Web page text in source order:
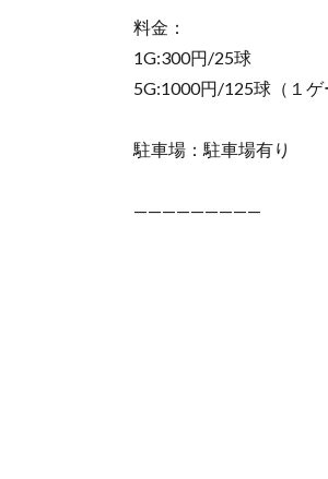
料金：
1G:300円/25球
5G:1000円/125球（１
駐車場：駐車場有り
—————————